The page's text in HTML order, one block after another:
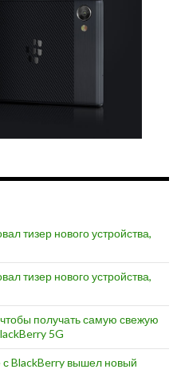
тизер нового устройства,
тизер нового устройства,
получать самую свежую
5G
с BlackBerry вышел новый